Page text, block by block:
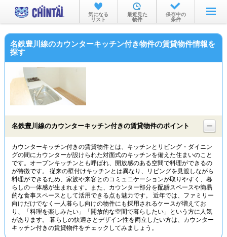
お部屋を探す
沿線・駅から
不動産会社から
TOP
気になる
リスト
最近見た
物件
保存中の
条件
名鉄豊川線のカウンターキッチン付き物件の賃貸物件情報を
探す
名鉄豊川線のカウンターキッチン付きの賃貸物件のポイント
カウンターキッチン付きの賃貸物件とは、キッチンとリビング・ダイニン
グの間にカウンターが設けられた対面式のキッチンを備えた住まいのこと
です。オープンキッチンとも呼ばれ、開放感のある空間で料理ができるの
が特徴です。 従来の壁付けキッチンとは異なり、リビングを見渡しながら
料理ができるため、家族や来客とのコミュニケーションが取りやすく、暮
らしの一体感が生まれます。また、カウンター部分を配膳スペースや簡易
的な食事スペースとして活用できる点も魅力です。 近年では、ファミリー
向けだけでなく一人暮らし向けの物件にも採用されるケースが増えてお
り、「料理を楽しみたい」「開放的な空間で暮らしたい」という方に人気
があります。 暮らしの快適さとデザイン性を両立したい方は、カウンター
キッチン付きの賃貸物件をチェックしてみましょう。